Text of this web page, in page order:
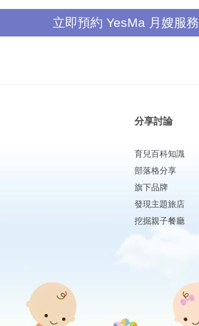
立即預約 YesMa 月嫂服務
分享討論
育兒百科知識
部落格分享
旗下品牌
發現主題旅店
挖掘親子餐廳